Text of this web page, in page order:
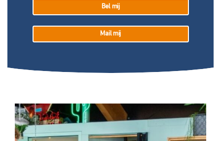
Bel mij
Mail mij